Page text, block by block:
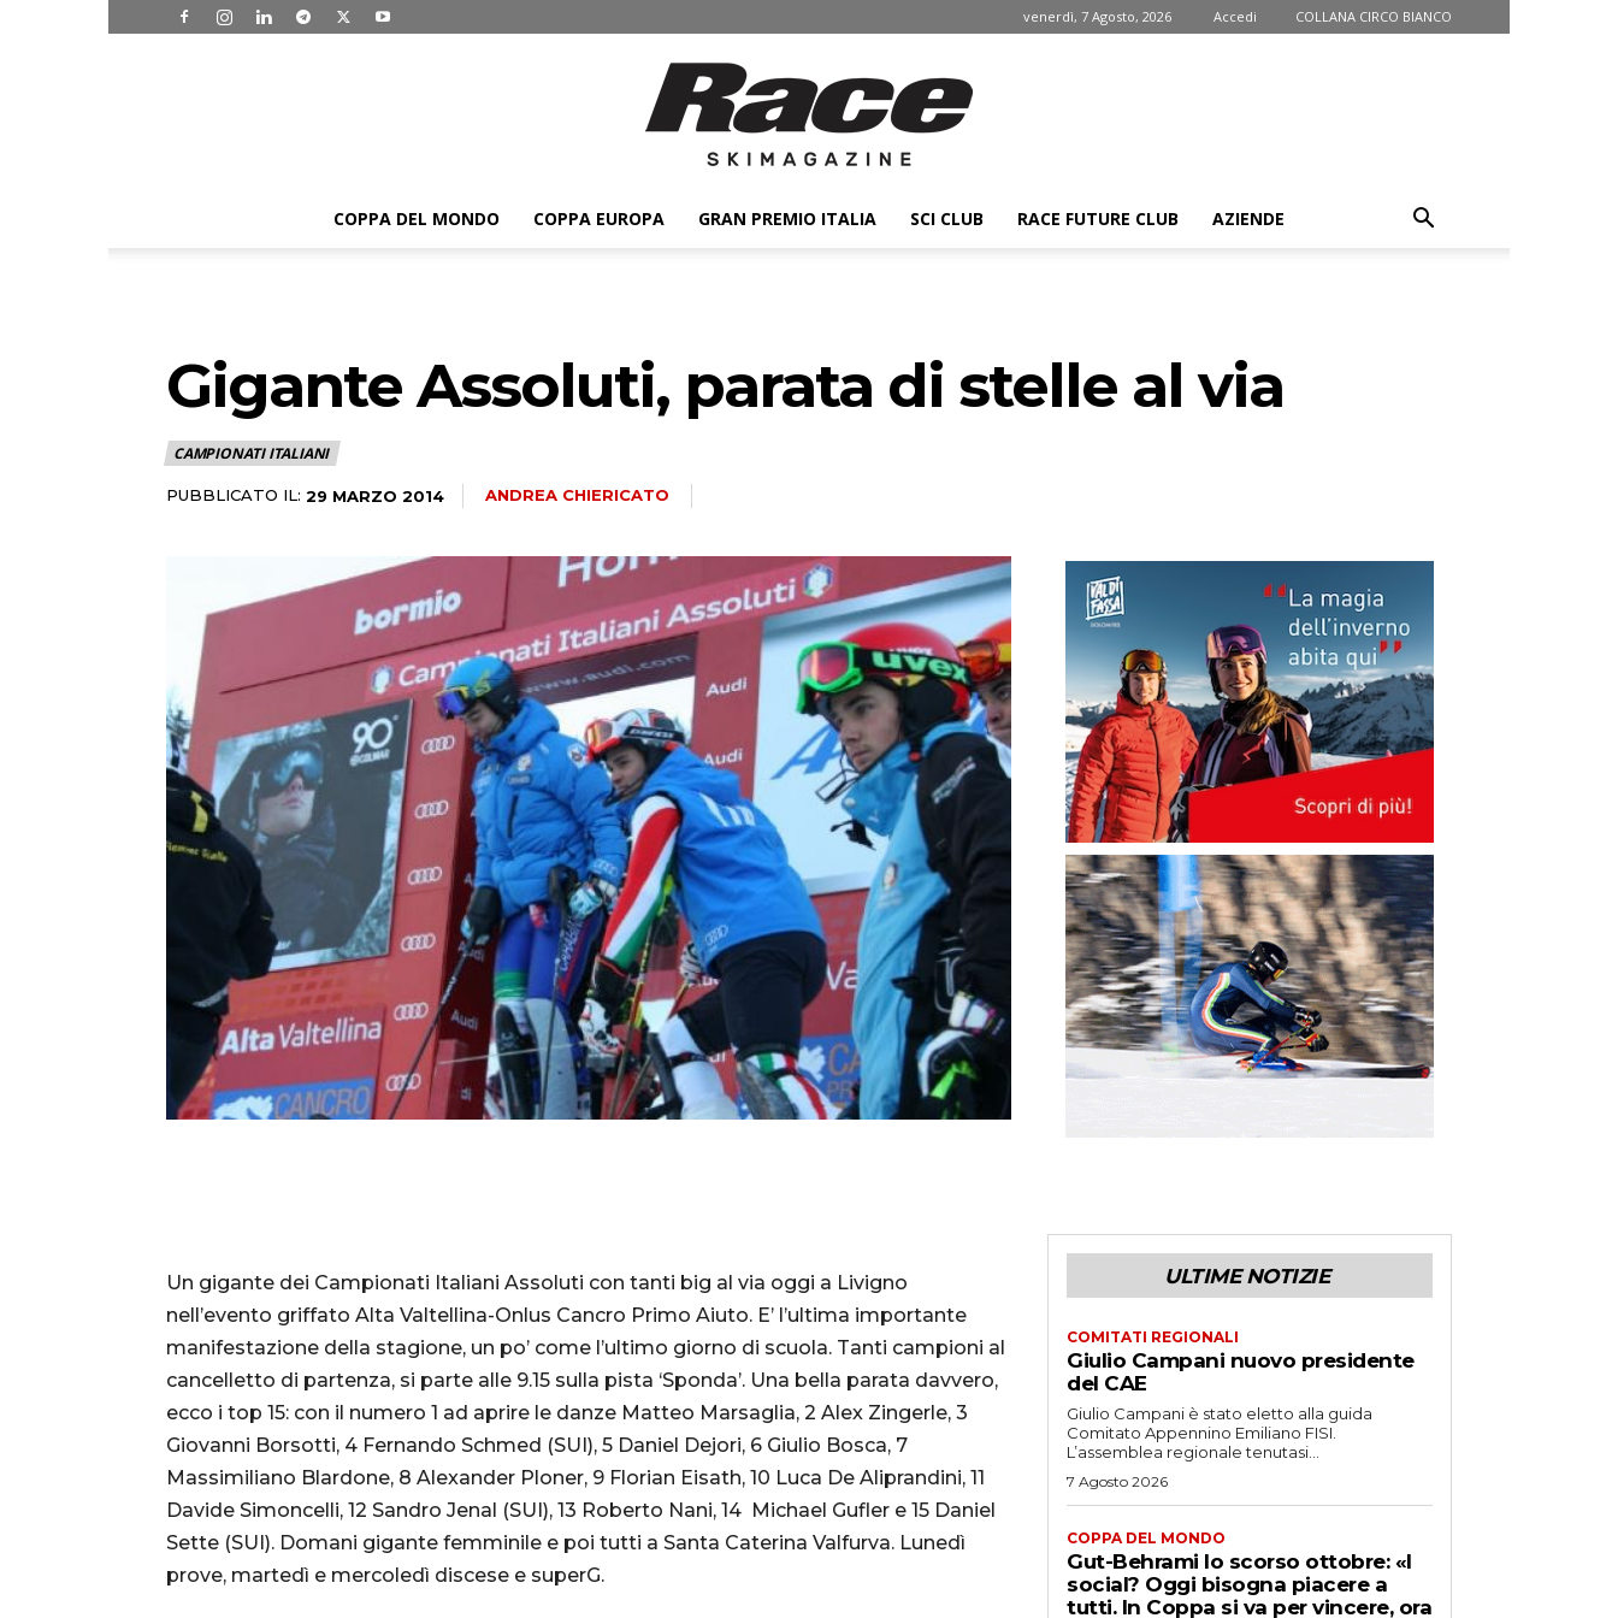
venerdì, 7 Agosto, 2026 Accedi COLLANA CIRCO BIANCO
ski
magazine
COPPA DEL MONDO COPPA EUROPA GRAN PREMIO ITALIA SCI CLUB RACE FUTURE CLUB AZIENDE
Gigante Assoluti, parata di stelle al via
CAMPIONATI ITALIANI
PUBBLICATO IL: 29 MARZO 2014 ANDREA CHIERICATO
Un gigante dei Campionati Italiani Assoluti con tanti big al via oggi a Livigno
nell’evento griffato Alta Valtellina-Onlus Cancro Primo Aiuto. E’ l’ultima importante
manifestazione della stagione, un po’ come l’ultimo giorno di scuola. Tanti campioni al
cancelletto di partenza, si parte alle 9.15 sulla pista ‘Sponda’. Una bella parata davvero,
ecco i top 15: con il numero 1 ad aprire le danze Matteo Marsaglia, 2 Alex Zingerle, 3
Giovanni Borsotti, 4 Fernando Schmed (SUI), 5 Daniel Dejori, 6 Giulio Bosca, 7
Massimiliano Blardone, 8 Alexander Ploner, 9 Florian Eisath, 10 Luca De Aliprandini, 11
Davide Simoncelli, 12 Sandro Jenal (SUI), 13 Roberto Nani, 14 Michael Gufler e 15 Daniel
Sette (SUI). Domani gigante femminile e poi tutti a Santa Caterina Valfurva. Lunedì
prove, martedì e mercoledì discese e superG.
ULTIME NOTIZIE
COMITATI REGIONALI
Giulio Campani nuovo presidente
del CAE
Giulio Campani è stato eletto alla guida
Comitato Appennino Emiliano FISI.
L’assemblea regionale tenutasi...
7 Agosto 2026
COPPA DEL MONDO
Gut-Behrami lo scorso ottobre: «I
social? Oggi bisogna piacere a
tutti. In Coppa si va per vincere, ora